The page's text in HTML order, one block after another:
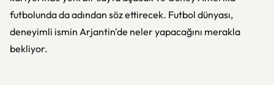
futbolunda da adından söz ettirecek. Futbol dünyası,
deneyimli ismin Arjantin'de neler yapacağını merakla
bekliyor.